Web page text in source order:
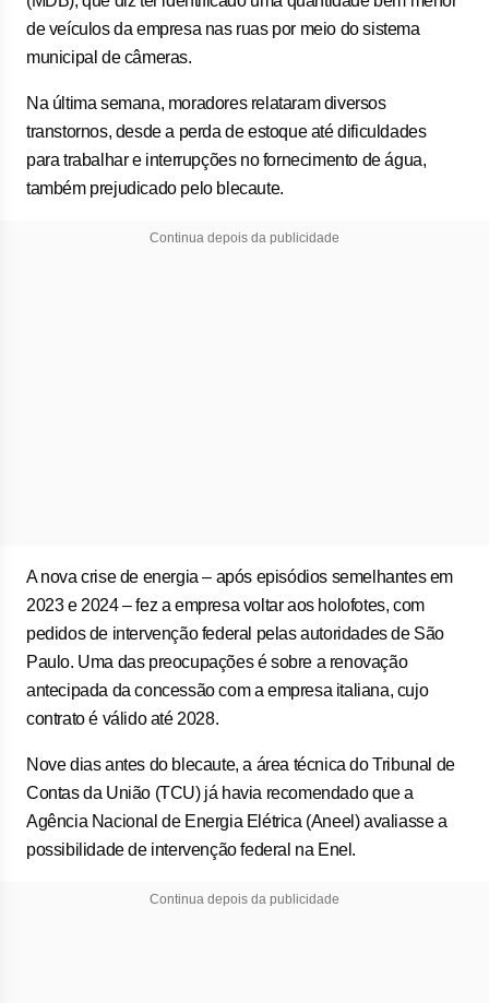
de veículos da empresa nas ruas por meio do sistema
municipal de câmeras.
Na última semana, moradores relataram diversos
transtornos, desde a perda de estoque até dificuldades
para trabalhar e interrupções no fornecimento de água,
também prejudicado pelo blecaute.
Continua depois da publicidade
A nova crise de energia – após episódios semelhantes em
2023 e 2024 – fez a empresa voltar aos holofotes, com
pedidos de intervenção federal pelas autoridades de São
Paulo. Uma das preocupações é sobre a renovação
antecipada da concessão com a empresa italiana, cujo
contrato é válido até 2028.
Nove dias antes do blecaute, a área técnica do Tribunal de
Contas da União (TCU) já havia recomendado que a
Agência Nacional de Energia Elétrica (Aneel) avaliasse a
possibilidade de intervenção federal na Enel.
Continua depois da publicidade